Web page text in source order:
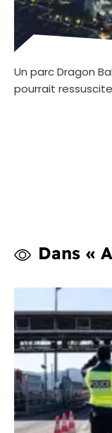
Un parc Dragon
pourrait
Dans «